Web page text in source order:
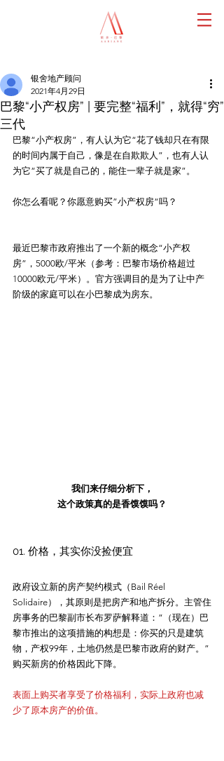
巴黎“小产权房” | 要完整“福利”，就得“穷”
三代
银舍地产顾问
2021年4月29日
巴黎“小产权房”，有人认为它“花了钱却只在有限
的时间内属于自己，像是在自欺欺人”，也有人认
为它“买了就是自己的，能住一辈子就是家”。
你怎么看呢？你愿意购买”小产权房“吗？
最近巴黎市政府推出了一个新的概念“小产权
房”，5000欧/平米（参考：巴黎市场价格超过
10000欧元/平米）。官方强调目的是为了让中产
阶级的家庭可以在小巴黎成为房东。
我们来仔细分析下，
这个政策真的是香馍馍吗？
01. 价格，其实你没捡便宜
政府设立新的房产契约模式（Bail Réel
Solidaire），其原则是把房产和地产拆分。主管住
房事务的巴黎副市长布罗萨解释道：“（现在）巴
黎市推出的这项措施的构想是：你买的只是建筑
物，产权99年，土地仍然是巴黎市政府的财产。”
购买新房的价格因此下降。
表面上购买者享受了价格福利，实际上政府也减
少了原本房产的价值。